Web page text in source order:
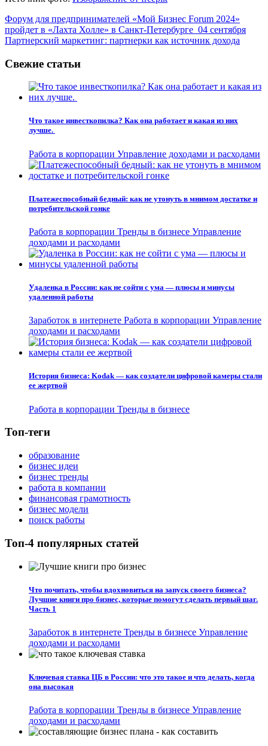
Навигация
по
Форум для предпринимателей «Мой Бизнес Forum 2024»
пройдет в «Лахта Холле» в Санкт-Петербурге 04 сентября
Партнерский маркетинг: партнерки как источник дохода
Свежие статьи
Что такое инвесткопилка? Как она работает и какая из них
лучше.
Работа в корпорации Управление доходами и расходами
Платежеспособный бедный: как не утонуть в мнимом достатке и
потребительской гонке
Работа в корпорации Тренды в бизнесе Управление
доходами и расходами
Удаленка в России: как не сойти с ума — плюсы и минусы
удаленной работы
Заработок в интернете Работа в корпорации Управление
доходами и расходами
История бизнеса: Kodak — как создатели цифровой камеры стали
ее жертвой
Работа в корпорации Тренды в бизнесе
Топ-теги
образование
бизнес идеи
бизнес тренды
работа в компании
финансовая грамотность
бизнес модели
поиск работы
Топ-4 популярных статей
Что почитать, чтобы вдохновиться на запуск своего бизнеса?
Лучшие книги про бизнес, которые помогут сделать первый шаг.
Часть 1
Заработок в интернете Тренды в бизнесе Управление
доходами и расходами
Ключевая ставка ЦБ в России: что это такое и что делать, когда
она высокая
Работа в корпорации Тренды в бизнесе Управление
доходами и расходами